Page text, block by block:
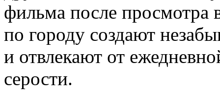
фильма после просмотра
по городу создают
и отвлекают от
серости.